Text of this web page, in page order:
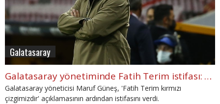
Galatasaray
Galatasaray yönetiminde Fatih Terim istifası: "Kırmızı çizgimizdir"
Galatasaray yöneticisi Maruf Güneş, 'Fatih Terim kırmızı
çizgimizdir' açıklamasının ardından istifasını verdi.